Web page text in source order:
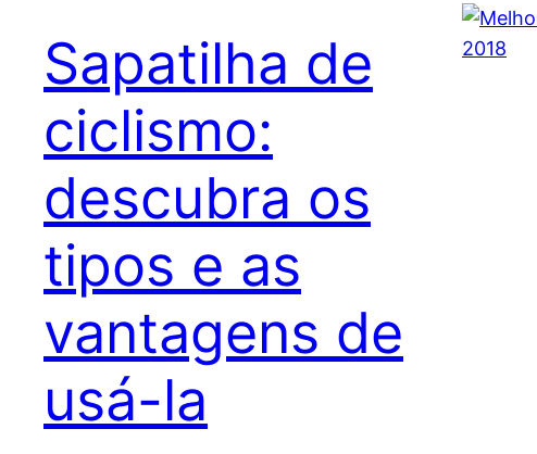
Sapatilha de
ciclismo:
descubra os
tipos e as
vantagens de
usá-la